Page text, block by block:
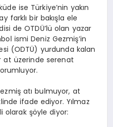
ise Türkiye’nin yakın
farklı bir bakışla ele
de OTDÜ’lü olan yazar
ismi Deniz Gezmiş’in
(ODTÜ) yurdunda kalan
at üzerinde serenat
atı bulmuyor, at
ifade ediyor. Yılmaz
olarak şöyle diyor: